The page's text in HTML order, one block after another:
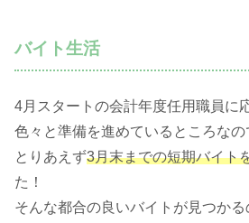
バイト生活
4月スタートの会計年度任用職員に
色々と準備を進めているところなの
とりあえず3月末までの短期バイト
た！
そんな都合の良いバイトが見つか